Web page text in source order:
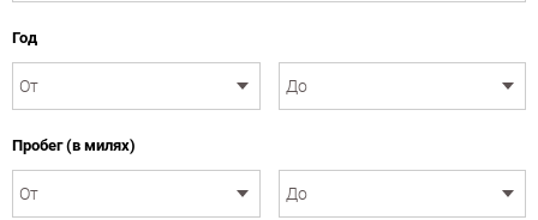
Год
Пробег (в милях)